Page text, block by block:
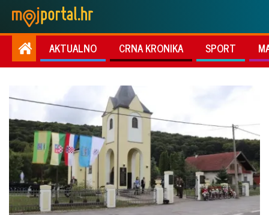
AKTUALNO CRNA KRONIKA SPORT